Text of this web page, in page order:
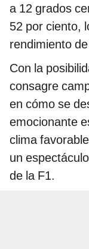
a 12 grados
52 por ciento,
rendimiento
Con la
consagre
en cómo se
emocionante
clima
un
de la F1.